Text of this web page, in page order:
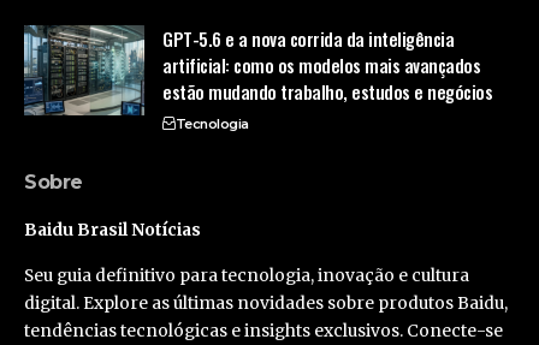
GPT-5.6 e a nova corrida da inteligência
artificial: como os modelos mais avançados
estão mudando trabalho, estudos e negócios
Tecnologia
Sobre
Baidu Brasil Notícias
Seu guia definitivo para tecnologia, inovação e cultura
digital. Explore as últimas novidades sobre produtos Baidu,
tendências tecnológicas e insights exclusivos. Conecte-se